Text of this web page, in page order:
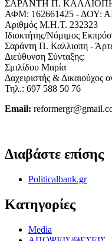
ΣΑΡΑΝΤΗ Π.
ΑΦΜ: 162661425 - ΔΟΥ:
Αριθμός Μ.Η.Τ. 232323
Ιδιοκτήτης/Νόμιμος
Σαράντη Π. Καλλιοπη -
Διεύθυνση Σύνταξης:
Σμιλίδου Μαρία
Δαχειριστής &
Τηλ.: 697 588 50 76
Email:
Διαβάστε επίσης
Politicalbank.gr
Κατηγορίες
Media